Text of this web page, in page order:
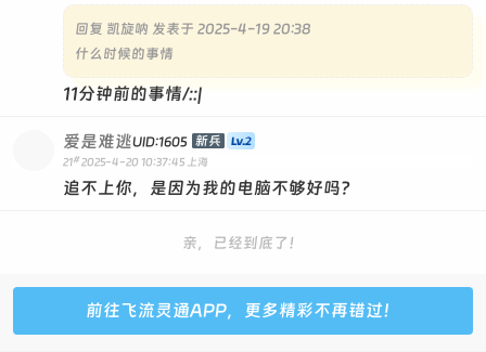
回复 凯旋呐 发表于 2025-4-19 20:38
什么时候的事情
11分钟前的事情/::|
爱是难逃UID:1605 新兵
21# 2025-4-20 10:37:45 上海
追不上你，是因为我的电脑不够好吗？
亲，已经到底了！
前往飞流灵通APP，更多精彩不再错过！